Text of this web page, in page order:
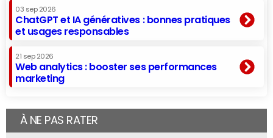
03 sep 2026
ChatGPT et IA génératives : bonnes pratiques
et usages responsables
21 sep 2026
Web analytics : booster ses performances
marketing
À NE PAS RATER